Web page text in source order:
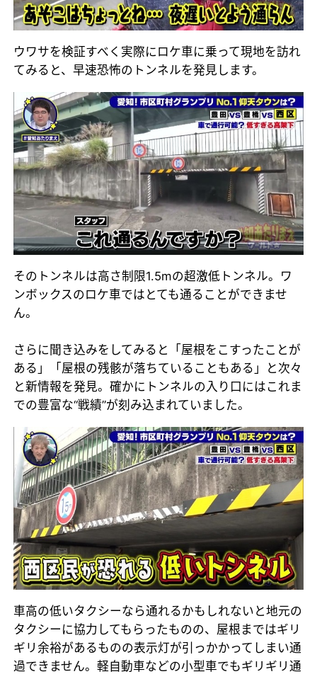
ウワサを検証すべく実際にロケ車に乗って現地を訪れ
てみると、早速恐怖のトンネルを発見します。
そのトンネルは高さ制限1.5mの超激低トンネル。ワ
ンボックスのロケ車ではとても通ることができませ
ん。
さらに聞き込みをしてみると「屋根をこすったことが
ある」「屋根の残骸が落ちていることもある」と次々
と新情報を発見。確かにトンネルの入り口にはこれま
での豊富な“戦績”が刻み込まれていました。
車高の低いタクシーなら通れるかもしれないと地元の
タクシーに協力してもらったものの、屋根まではギリ
ギリ余裕があるものの表示灯が引っかかってしまい通
過できません。軽自動車などの小型車でもギリギリ通